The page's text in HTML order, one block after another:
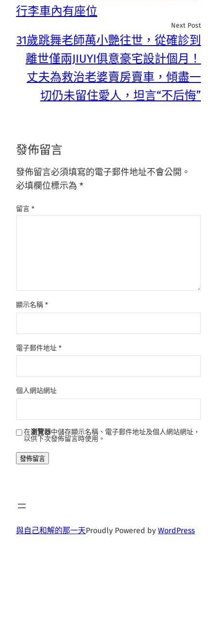
行李車內有座位
Next Post
31歲跳舞老師萬小艷往世，從確診到
離世僅兩JIUYI俱意豪宅設計個月！
丈夫為救治老婆賣房賣車，傾盡一
切仍未留住愛人，坦言“不后悔”
發佈留言
發佈留言必須填寫的電子郵件地址不會公開。
必填欄位標示為 *
留言 *
顯示名稱 *
電子郵件地址 *
個人網站網址
在瀏覽器中儲存顯示名稱、電子郵件地址及個人網站網址，
以供下次發佈留言時使用。
與自己和解的那一天Proudly Powered by WordPress